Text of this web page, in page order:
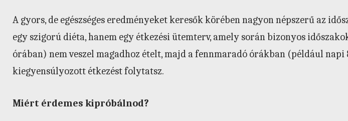
A gyors, de egészséges eredményeket keresők körében nagyon népszerű az
egy szigorú diéta, hanem egy étkezési ütemterv, amely során bizonyos
órában) nem veszel magadhoz ételt, majd a fennmaradó órákban (például
kiegyensúlyozott étkezést folytatsz.
Miért érdemes kipróbálnod?